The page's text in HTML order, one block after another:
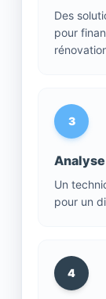
Des
pour
3
Un
pour un
4